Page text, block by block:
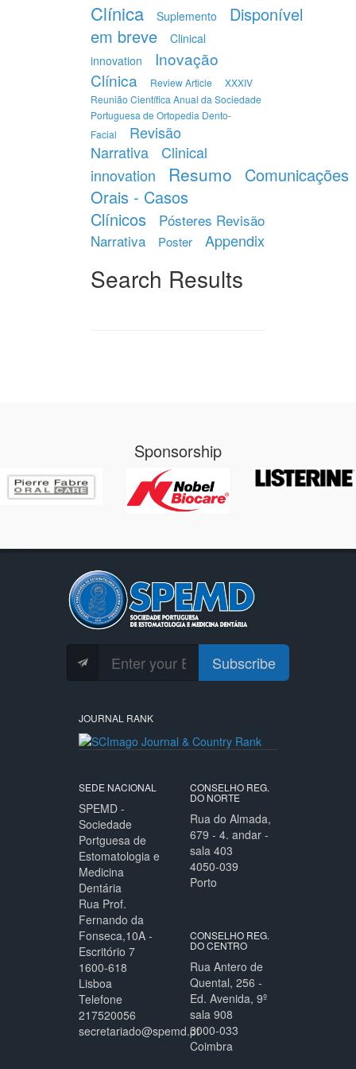
Clínica
Suplemento
Disponível
em breve
Clinical
innovation
Inovação
Clínica
Review Article
XXXIV
Reunião Científica Anual da Sociedade
Portuguesa de Ortopedia Dento-
Facial
Revisão
Narrativa
Clinical
innovation
Resumo
Comunicações
Orais - Casos
Clínicos
Pósteres Revisão
Narrativa
Poster Appendix
Search Results
Sponsorship
Subscribe
JOURNAL RANK
SEDE NACIONAL
SPEMD -
Sociedade
Portguesa de
Estomatologia e
Medicina
Dentária
Rua Prof.
Fernando da
Fonseca,10A -
Escritório 7
1600-618
Lisboa
Telefone
217520056
secretariado@spemd.pt
CONSELHO REG.
DO NORTE
Rua do Almada,
679 - 4. andar -
sala 403
4050-039
Porto
CONSELHO REG.
DO CENTRO
Rua Antero de
Quental, 256 -
Ed. Avenida, 9º
sala 908
3000-033
Coimbra